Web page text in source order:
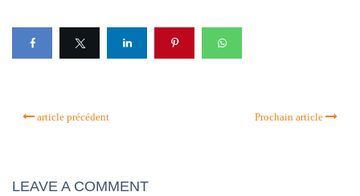
article précédent Prochain article
LEAVE A COMMENT